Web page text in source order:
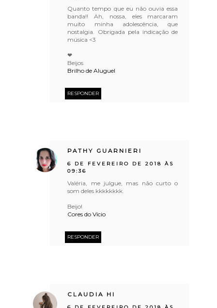
Quanto tempo que eu não ouvia essa
banda!! Ah, nossa, eles marcaram
muito minha adolescência, que
nostalgia. Obrigada pela indicação de
música <3
❤
Beijos
Brilho de Aluguel
RESPONDER
PATHY GUARNIERI
6 DE FEVEREIRO DE 2018 ÀS
09:36
Valéria, me julgue, mas não curto o
som deles kkkkkkkk.
Beijo!
Cores do Vício
RESPONDER
CLAUDIA HI